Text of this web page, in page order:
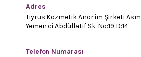
Adres
Tiyrus Kozmetik Anonim Şirketi
Yemenici Abdüllatif Sk. No:19 D:14
Telefon Numarası